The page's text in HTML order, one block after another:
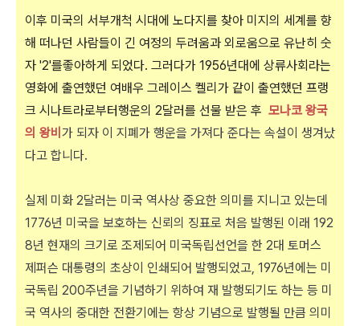
이후 미국의 서부개척 시대에 노다지를 찾아 미지의 세계를 향
해 떠나던 사람들이 긴 여정의 두려움과 외로움으로 유난히 숫
자 '2'를좋아하게 되었다. 그러다가 1956년대에 상류사회라는
영화에 출연했던 여배우 그레이스 켈리가 같이 출연했던 프랭
크 시나트라로부터행운의 2달러를 선물 받은 후 모나코 왕국
의 왕비 가 되자 이 지폐가 행운을 가져다 준다는 속설이 생겨났
다고 합니다.
실제 미화 2달러는 미국 역사상 중요한 의미를 지니고 있는데
1776년 미국을 보호하는 신뢰의 징표로 처음 발행된 이래 192
8년 현재의 크기로 조제되어 미국독립선언을 한 2대 토머스
제퍼슨 대통령의 초상이 인쇄되어 발행되었고, 1976년에는 미
국독립 200주년을 기념하기 위하여 재 발행되기도 하는 등 미
국 역사의 중대한 전환기에는 항상 기념으로 발행될 만큼 의미